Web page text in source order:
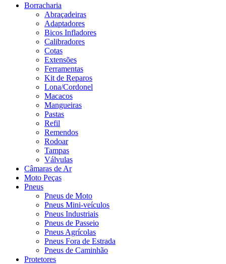
Borracharia
Abraçadeiras
Adaptadores
Bicos Infladores
Calibradores
Cotas
Extensões
Ferramentas
Kit de Reparos
Lona/Cordonel
Macacos
Mangueiras
Pastas
Refil
Remendos
Rodoar
Tampas
Válvulas
Câmaras de Ar
Moto Peças
Pneus
Pneus de Moto
Pneus Mini-veículos
Pneus Industriais
Pneus de Passeio
Pneus Agrícolas
Pneus Fora de Estrada
Pneus de Caminhão
Protetores